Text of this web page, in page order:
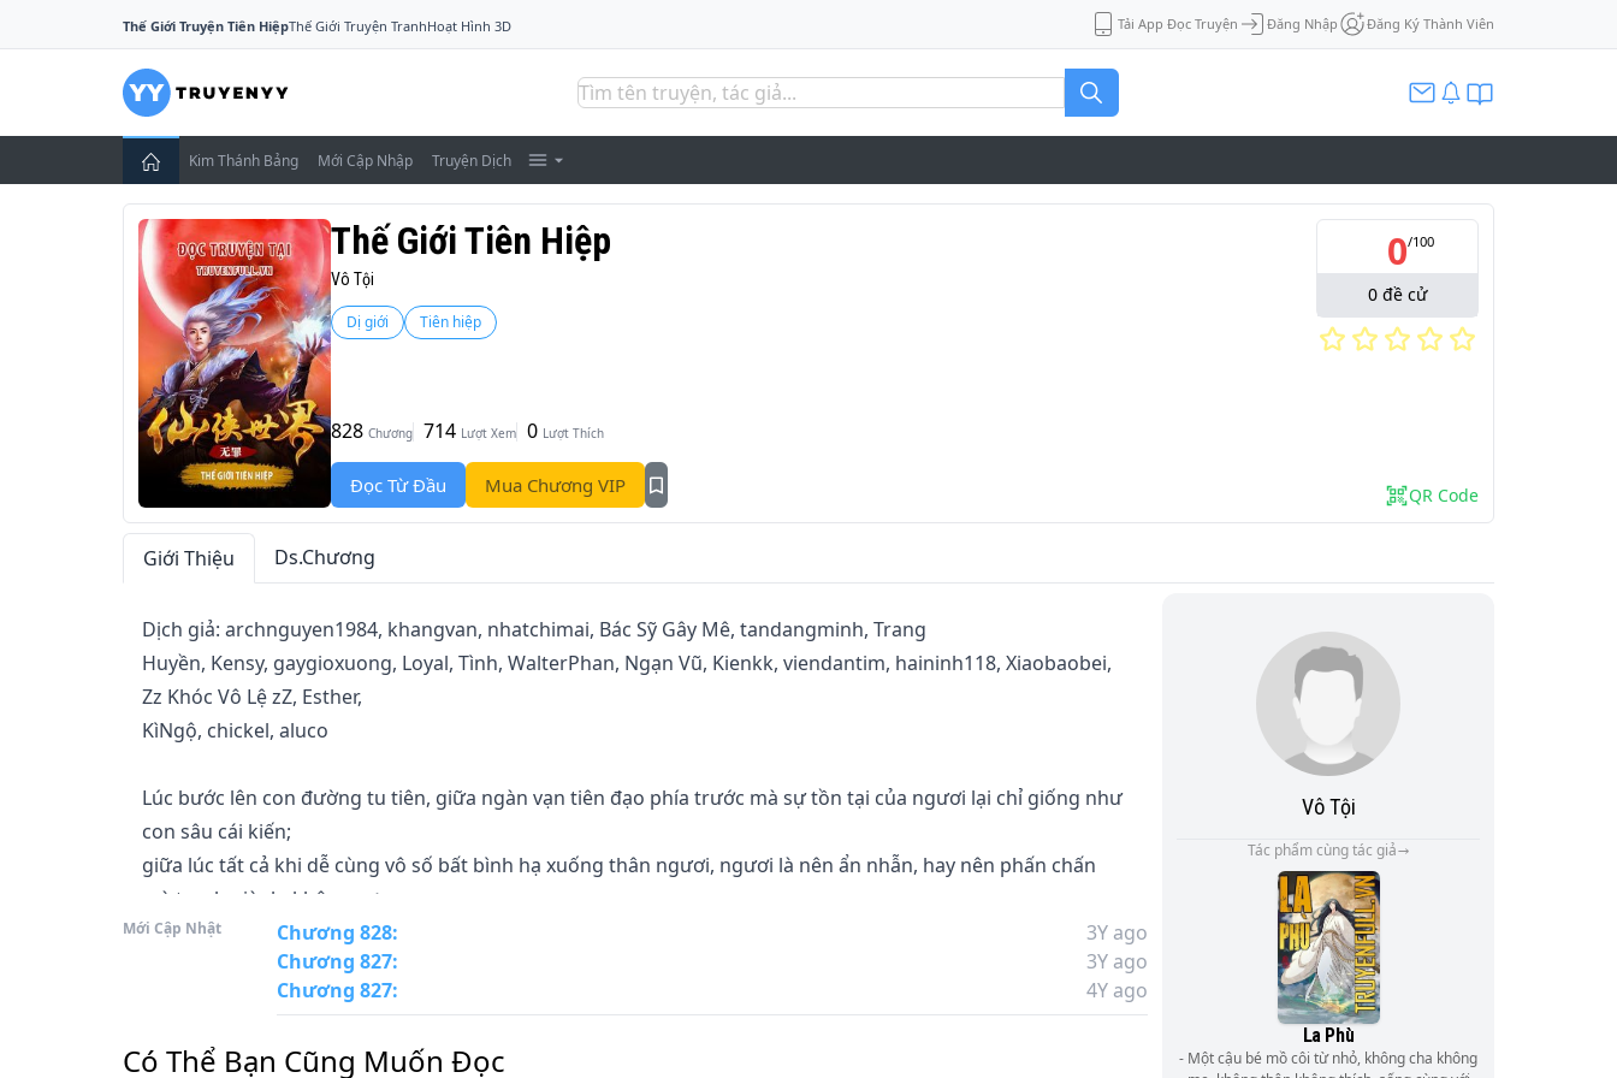
Thế Giới Truyện Tiên HiệpThế Giới Truyện TranhHoạt Hình 3D Tải App Đọc Truyện Đăng Nhập Đăng Ký Thành Viên
Kim Thánh Bảng Mới Cập Nhập Truyện Dịch
Thế Giới Tiên Hiệp
Vô Tội
Dị giới Tiên hiệp
828 Chương 714 Lượt Xem 0 Lượt Thích
Đọc Từ Đầu Mua Chương VIP
0/100
0 đề cử
QR Code
Giới Thiệu Ds.Chương
Dịch giả: archnguyen1984, khangvan, nhatchimai, Bác Sỹ Gây Mê, tandangminh, Trang
Huyền, Kensy, gaygioxuong, Loyal, Tình, WalterPhan, Ngạn Vũ, Kienkk, viendantim, haininh118, Xiaobaobei,
Zz Khóc Vô Lệ zZ, Esther,
KìNgộ, chickel, aluco
Lúc bước lên con đường tu tiên, giữa ngàn vạn tiên đạo phía trước mà sự tồn tại của ngươi lại chỉ giống như
con sâu cái kiến;
giữa lúc tất cả khi dễ cùng vô số bất bình hạ xuống thân ngươi, ngươi là nên ẩn nhẫn, hay nên phấn chấn
mà tranh giành, không sợ
sinh tử?!
Mới Cập Nhật Chương 828:
3Y ago
Chương 827:
3Y ago
Chương 827: 4Y ago
Có Thể Bạn Cũng Muốn Đọc
Vô Tội
Tác phẩm cùng tác giả
La Phù
- Một cậu bé mồ côi từ nhỏ, không cha không